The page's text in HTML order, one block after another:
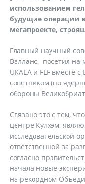
использованием
будущие операции в
мегапроекте,
Главный научный
Валланс, посетил
UKAEA и FLF вместе
советником (по
обороны
Связано это с тем,
центре Кулхэм,
исследовательской
ответственной за
согласно
начала новые
на рекордном